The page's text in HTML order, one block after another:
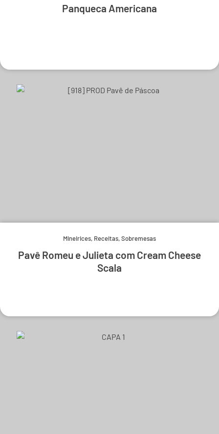
Panqueca Americana
Mineirices, Receitas,Sobremesas
Pavê Romeu e Julieta com Cream Cheese
Scala